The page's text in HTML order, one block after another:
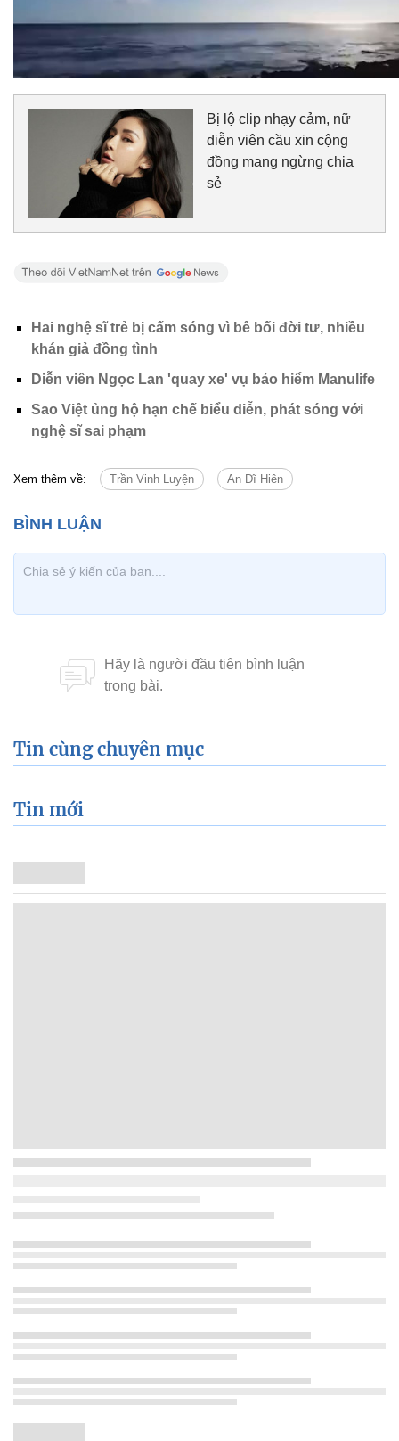
Bị lộ clip nhạy cảm, nữ
diễn viên cầu xin cộng
đồng mạng ngừng chia
sẻ
Hai nghệ sĩ trẻ bị cấm sóng vì bê bối đời tư, nhiều
khán giả đồng tình
Diễn viên Ngọc Lan 'quay xe' vụ bảo hiểm Manulife
Sao Việt ủng hộ hạn chế biểu diễn, phát sóng với
nghệ sĩ sai phạm
Xem thêm về: Trần Vinh Luyện An Dĩ Hiên
Tin cùng chuyên mục
Tin mới